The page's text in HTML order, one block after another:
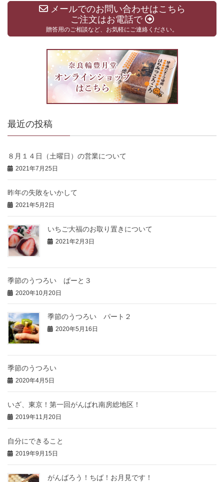
メールでのお問い合わせはこちら
ご注文はお電話で
贈答用のご相談など、お気軽にご連絡ください。
最近の投稿
８月１４日（土曜日）の営業について
2021年7月25日
昨年の失敗をいかして
2021年5月2日
いちご大福のお取り置きについて
2021年2月3日
季節のうつろい ぱーと３
2020年10月20日
季節のうつろい パート２
2020年5月16日
季節のうつろい
2020年4月5日
いざ、東京！第一回がんばれ南房総地区！
2019年11月20日
自分にできること
2019年9月15日
がんばろう！ちば！お月見です！